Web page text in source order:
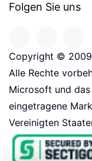
Folgen Sie uns
Copyright © 2009
Alle Rechte
Microsoft und
eingetragene
Vereinigten